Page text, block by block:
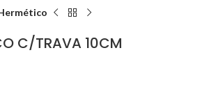
C/TRAVA 10CM